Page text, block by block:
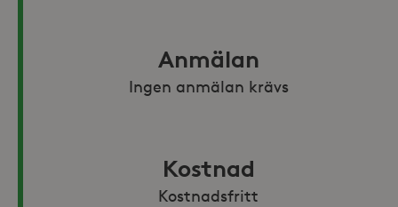
Anmälan
Ingen anmälan krävs
Kostnad
Kostnadsfritt